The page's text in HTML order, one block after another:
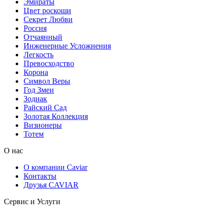
Эмираты
Цвет роскоши
Секрет Любви
Россия
Отчаянный
Инженерные Усложнения
Легкость
Превосходство
Корона
Символ Веры
Год Змеи
Зодиак
Райский Сад
Золотая Коллекция
Визионеры
Тотем
О нас
О компании Caviar
Контакты
Друзья CAVIAR
Сервис и Услуги